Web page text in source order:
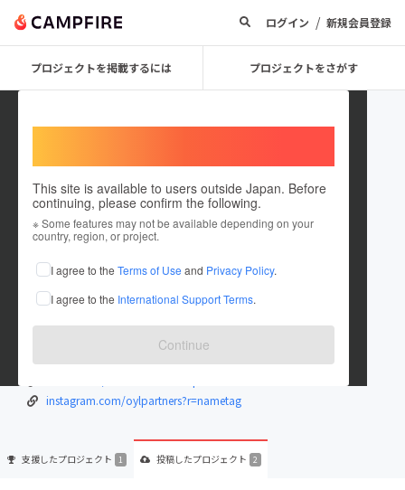
ログイン / 新規会員登録
プロジェクトを掲載するには プロジェクトをさがす
This site is available to users outside Japan. Before
continuing, please confirm the following.
※ Some features may not be available depending on your
country, region, or project.
I agree to the Terms of Use and Privacy Policy.
I agree to the International Support Terms.
Continue
ownyourlife
これまでに1回支援して2件のプロジェクトを投稿しています
在住国：日本 現在地：兵庫県
出身国：日本 出身地：兵庫県
instagram.com/oylpartners?r=nametag
支援したプロジェクト 1 投稿したプロジェクト 2